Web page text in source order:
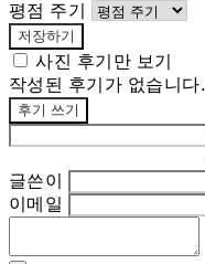
평점 주기
저장하기
사진 후기만 보기
작성된 후기가 없습니다.
후기 쓰기
글쓴이
이메일